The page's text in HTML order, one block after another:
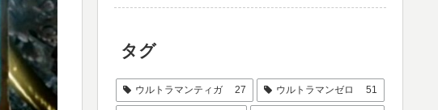
タグ
ウルトラマンティガ 27 ウルトラマンゼロ 51